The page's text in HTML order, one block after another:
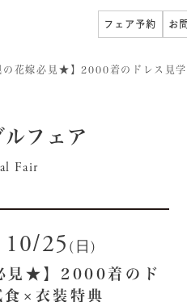
フェア予約 お
の花嫁必見★】2000着のドレス見
フェア
Fair
10/25 (日)
見★】2000着のド
食×衣装特典